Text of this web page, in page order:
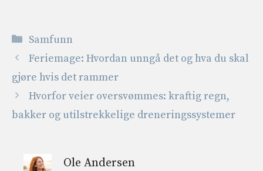
Kategorier
Samfunn
Feriemage: Hvordan unngå det og hva du skal
gjøre hvis det rammer
Hvorfor veier oversvømmes: kraftig regn,
bakker og utilstrekkelige dreneringssystemer
Ole Andersen